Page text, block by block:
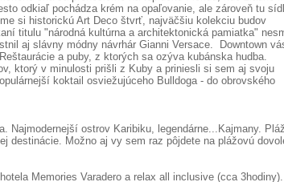
odkiaľ pochádza krém na opaľovanie, ale zároveň tu
si historickú Art Deco štvrť, najväčšiu kolekciu budov
titulu "národná kultúrna a architektonická pamiatka"
aj slávny módny návrhár Gianni Versace. Downtown
a puby, z ktorých sa ozýva kubánska hudba.
ktorý v minulosti prišli z Kuby a priniesli si sem aj svoju
koktail osviežujúceho Bulldoga - do obrovského
Najmodernejší ostrov Karibiku, legendárne...Kajmany.
destinácie. Možno aj vy sem raz pôjdete na plážovú
Memories Varadero a relax all inclusive (cca 3hodiny).